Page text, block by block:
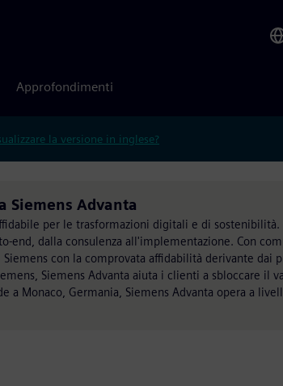
Approfondimenti
la versione in inglese?
Siemens Advanta
per le trasformazioni digitali e di sostenibilità.
end, dalla consulenza all'implementazione. Con
con la comprovata affidabilità derivante dai
Siemens Advanta aiuta i clienti a sbloccare il
a Monaco, Germania, Siemens Advanta opera a